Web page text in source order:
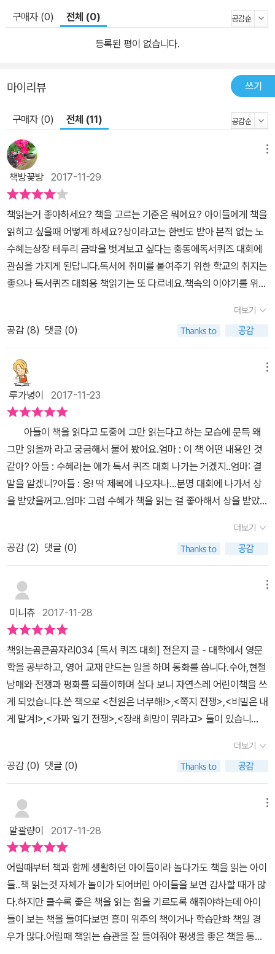
에게 그런 어른의 역할을 해 주는 책입니다. 어른들이 하고 싶은 잔소
리, 아니 조언까지 살짝살짝 얹어 가면서 말입니다.
구매자 (0) 전체 (0)
등록된 평이 없습니다.
마이리뷰 쓰기
구매자 (0) 전체 (11)
책방꽃방 2017-11-29
책읽는거 좋아하세요? 책을 고르는 기준은 뭐에요? 아이들에게 책을
읽히고 싶을때 어떻게 하세요?상이라고는 한번도 받아 본적 없는 노
수혜는상장 테두리 금박을 벗겨보고 싶다는 충동에독서퀴즈 대회에
관심을 가지게 된답니다.독서에 취미를 붙여주기 위한 학교의 취지는
좋으나 독서퀴즈 대회용 책읽기는 또 다르네요.책속의 이야기를 위주
요.게다가 제목부터 별로 재미없어 보이는 책들!일단 책 고르기부터
고민에 빠진 수혜!자신이 좋아하는 책 제목이 아니라죄다 사람이름인
지 지명인지 모를 제목들!‘철산을 피로 물들인 한 맺힌 처녀귀신,장화
와 홍련‘ ‘지킬 박사, 희대의 살인마 하이드 되다‘등 주인공이 나중에
새롭게 붙인 제목인데귀신이 살인마가 등장하는 이야기에 흥미가 많
은 수혜의 취향이 딱 드러나죠!세계명작을 읽어보려니 생소한데다읽
기도 어려운 지명들과 등장인물들이 나오고한국고전은 또 너무도 낯
선 문장들이주인공을 당황스럽게 만드네요.사실 수혜는 어린이용으
로 쉽게 쓰인 책이 아닌원서를 그대로 번역한 책을 먼저 접했던거에
요.그러니 두껍고 글씨만 깨알같이 많은 책이재밌을리가 없죠!그러다
친구의 수첩을 탐내게 되는 수혜!책은 읽지도 않고 수첩에 적힌 내용
만 외우니갑작스러운 독후감 미션에 엉뚱한걸 쓰게 되요.선생님께 들
켜 그동안의 사정을 이야기하고선생님이 추천해주는 책을 읽기로 합
니다.글밥도 작고 그림도 나오고 쉽게 이해할 수 있는문장이 등장하
습이참 사랑스럽네요.아이들의 독서를 위한 접근 방법,책에 관심을
갖게 유도하는 방법,책을 고르는 기준과 책연령에 대한 이야기를독서
퀴즈대회를 소재로 재밌게 들려줍니다.또한 신지수 그림작가의 삽화
가 한몫하네요!^^
더보기
공감 (8) 댓글 (0)
루가녕이 2017-11-23
아들이 책을 읽다고 도중에 그만 읽는다고 하는 모습에 문득 왜
그만 읽을까 라고 궁금해서 물어 봤어요.엄마 : 이 책 어떤 내용인 것
같아? 아들 : 수혜라는 애가 독서 퀴즈 대회 나가는 거겠지..엄마: 결
말을 알겠니?아들 : 응! 딱 제목에 나오자나...분명 대회에 나가서 상
을 받았을꺼고..엄마: 그럼 수혜가 책을 읽는 걸 좋아해서 상을 받았
선..엄마 : 그럼 그 책을 어떻게 읽었을까..어렵다고 생각한 책을...아
들 : 생각보니 정말 어떻게 읽었지? 엄마 : 수혜가 대회가 나가서 1등
을 했을 것 같아?아들 : 1등 하지 않을까? 주인공인데...엄마 : 엄마가
책을 이미 읽어 봤는데....그렇게 너처럼 수혜가 생각했더라고...그렇
부분을 표시 하더니..화장실 갔다와서 다시 읽더라고요.물론 100페
이지가 넘는 책을 순식간에 다 읽지 않았어요..하지만 나눠서 다음날
더 읽어보겠다고 하더라고요.물론, 하교 하고 할일이 있었기에 그런
이유도 있었지만...다시 읽겠다는 아들의 이야기 중요했어요. 이 책이
저희 아들에게 잘 왔다 싶었어요.주인공 수혜처럼 저희 아들도 책을
볼때 조금 두껍고 낯설은 책은 사실 잘 안볼려고 하거든요.편독을 하
는 편이라...사실 아직 저학년이 벌써 걱정을 하는 건 아니고요.우선
아이가 가지고 생각이 너무 섣부른 생각이라고 말해주고 싶었거든요
~그리고 학년이 올라가면 분명 기다리는 독서 퀴즈 대회가 있을 터인
하는 시간이 되길 바랬답니다. 책의 표지를 보면 아이가 말한대로
독서 퀴즈 대회 나가는 여자 아이의 모습이 보이지요.참 단면적인 모
습이예요~이 아이가 어떤 아이 인지는 책을 읽어보기 전 까지는 아무
도 모르자너요~사실 생각해보니 저도 책을 볼때 가끔 책의 제목이나
고전이라는 사실에 표지만 봐도 한품을 한 적이 있었던 것 같아요.저
희 아들에게만 뭐라고 할게 아니라는 걸 .....저도 반성해봅니
다. 상을 타고 싶은 수혜는 이리저리 학교에 많은 행사 중에 가장
자신이 상을 탈 확률이 많은 독서 퀴즈 대회를 선택합니다.5문제만
더보기
공감 (2) 댓글 (0)
미니츄 2017-11-28
책읽는곰큰곰자리034 [독서 퀴즈 대회] 전은지 글 - 대학에서 영문
학을 공부하고, 영어 교재 만드는 일을 하며 동화를 씁니다.수아,현철
남매와 전쟁과 평화를 되풀이하며 살다 보니 자연스레 어린이책을 쓰
게 되었습니다.쓴 책으로 <천원은 너무해!>,<쪽지 전쟁>,<비밀은 내
게 맡겨!>,<가짜 일기 전쟁>,<장래 희망이 뭐라고> 들이 있습니
린이책에 그림을 그립니다.<책읽는 강아지 몽몽>,<어느날 구두에게
생긴 일>,<태풍에 대처하는 법>,<건방진 장 루이와 68일>을 비롯
한 여러 어린이책에 그림을 그렸습니다. 큰곰자리 책은 초등학생이
쉽고 재밌게 뚝딱 읽을 수 있는 내용들이어서 좋아요.저처럼 어른이
읽어도 재밌어서 읽기 시작하면 손에서 놓기가 힘들어요.혹시 책 읽
기 싫어하는 아이가 있다면 큰곰자리 책들을 추천합니다. 이 책
의 주인공 노수혜는 공부에 그닥 관심도 없고책은 공포나 스릴러나
탐정소설등만 읽는 아이예요.학교성적에는 별 관심도 없고요.그래서
5학년이 되도록 작은 상도 한번 받아본적이 없어요.그런데 어느날 문
득 상을 받고 싶다는 생각이 들었어요.내가 상을 받으면 엄마아빠는
분명 엄청 기뻐하시며 두둑한 용돈을 주실거라 상상하죠.상장의 금테
는 정말 금인지 아닌지도 궁금하고요.갑자기 상을 받고싶다는 욕구에
더보기
공감 (0) 댓글 (0)
말괄량이 2017-11-28
어릴때부터 책과 함께 생활하던 아이들이라 놀다가도 책을 읽는 아이
들..책 읽는것 자체가 놀이가 되어버린 아이들을 보면 감사할 때가 많
다.하지만 클수록 좋은 책을 읽는 힘을 기르도록 해줘야하는데 아이
들이 보는 책을 들여다보면 흥미 위주의 책이거나 학습만화 책일 경
우가 많다.어릴때 책읽는 습관을 잘 들여줘야 평생을 좋은 책을 통해